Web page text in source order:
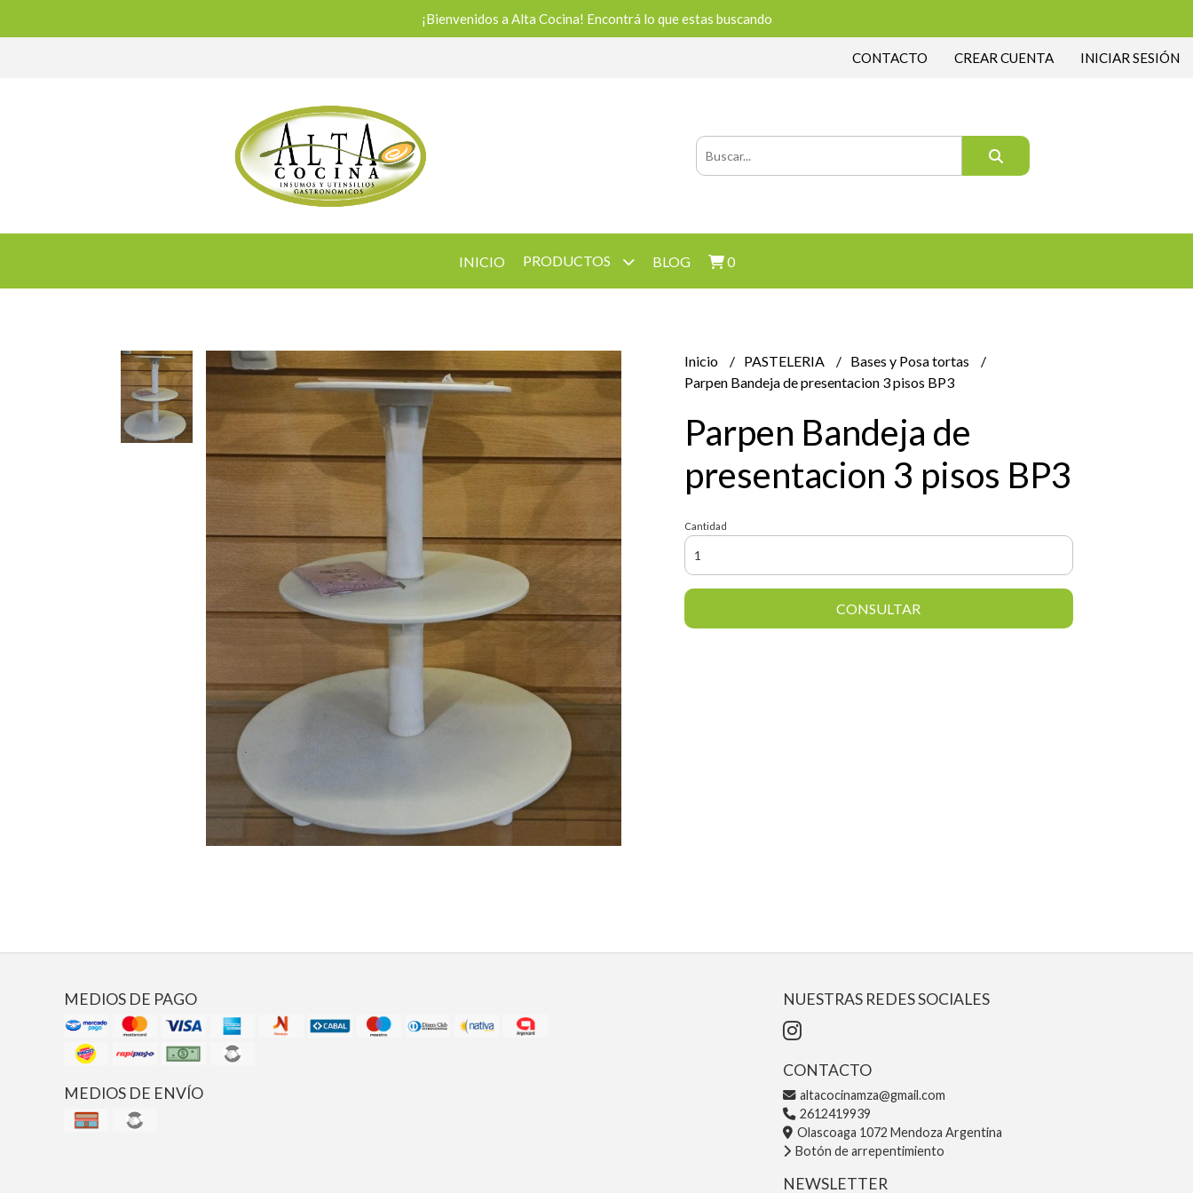
¡Bienvenidos a Alta Cocina! Encontrá lo que estas buscando
CONTACTO CREAR CUENTA INICIAR SESIÓN
INICIO PRODUCTOS BLOG 0
Inicio PASTELERIA
Bases y Posa tortas
Parpen Bandeja de presentacion 3 pisos BP3
Parpen Bandeja de
presentacion 3 pisos BP3
Cantidad
CONSULTAR
MEDIOS DE PAGO
MEDIOS DE ENVÍO
NUESTRAS REDES SOCIALES
CONTACTO
altacocinamza@gmail.com
2612419939
Olascoaga 1072 Mendoza Argentina
Botón de arrepentimiento
NEWSLETTER